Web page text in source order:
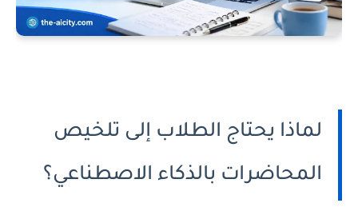
لماذا يحتاج الطلاب إلى تلخيص
المحاضرات بالذكاء الاصطناعي؟